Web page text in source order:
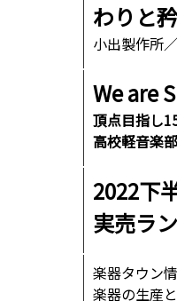
わりと
小出製作所
We are
頂点目指し
高校軽音楽
2022下
実売ラ
楽器タウン
楽器の生産